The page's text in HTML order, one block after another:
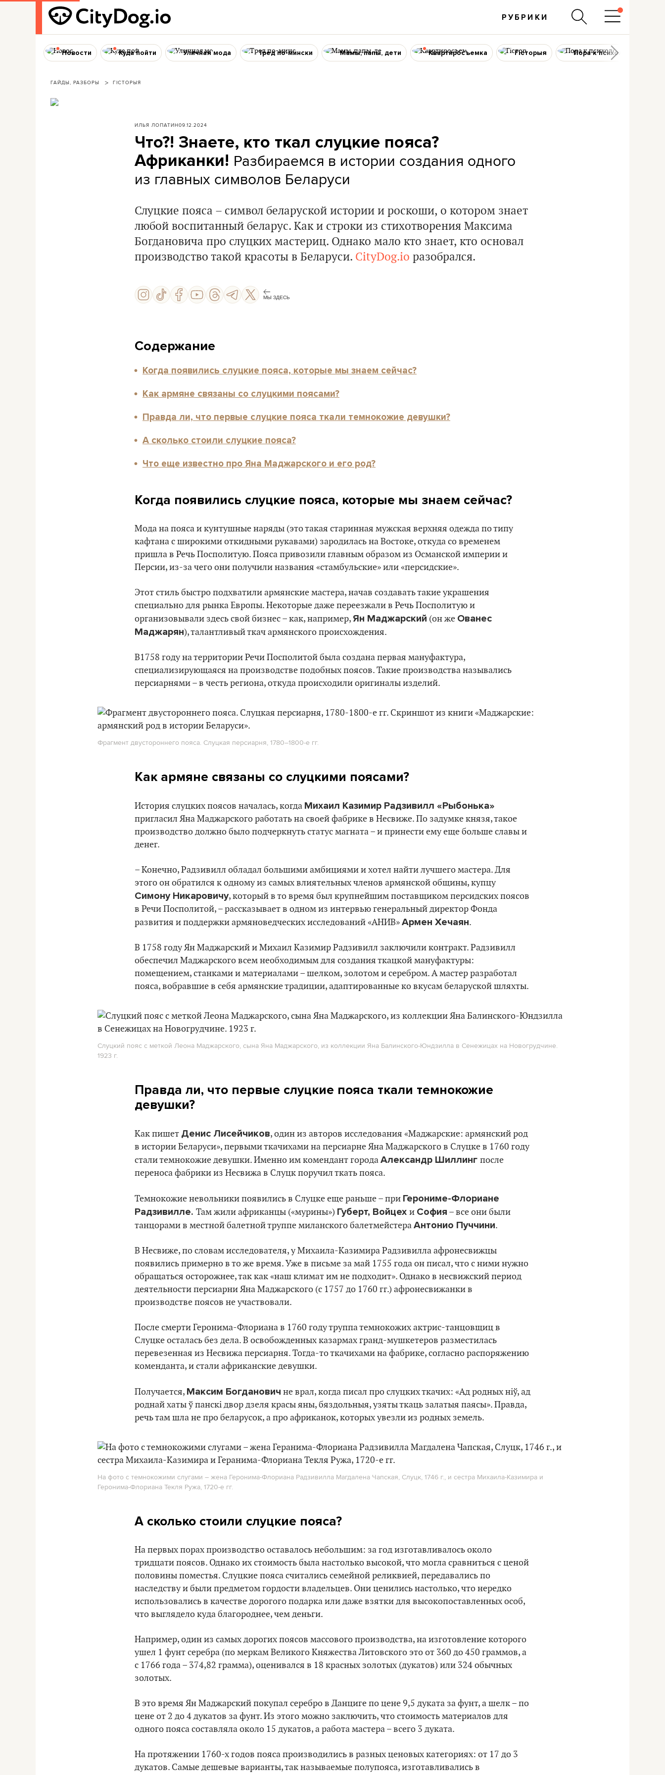
РУБРИКИ
Новости Куда пойти Уличная мода Тред по-мински Мамы, папы, дети Квартиросъемка Гісторыя Пора к психологу
ГАЙДЫ, РАЗБОРЫ ГІСТОРЫЯ
ИЛЬЯ ЛОПАТИН09.12.2024
Что?! Знаете, кто ткал слуцкие пояса?
Африканки! Разбираемся в истории создания одного
из главных символов Беларуси
Слуцкие пояса – символ беларуской истории и роскоши, о котором знает
любой воспитанный беларус. Как и строки из стихотворения Максима
Богдановича про слуцких мастериц. Однако мало кто знает, кто основал
производство такой красоты в Беларуси. CityDog.io разобрался.
МЫ ЗДЕСЬ
Содержание
Когда появились слуцкие пояса, которые мы знаем сейчас?
Как армяне связаны со слуцкими поясами?
Правда ли, что первые слуцкие пояса ткали темнокожие девушки?
А сколько стоили слуцкие пояса?
Что еще известно про Яна Маджарского и его род?
Когда появились слуцкие пояса, которые мы знаем сейчас?
Мода на пояса и кунтушные наряды (это такая старинная мужская верхняя одежда по типу
кафтана с широкими откидными рукавами) зародилась на Востоке, откуда со временем
пришла в Речь Посполитую. Пояса привозили главным образом из Османской империи и
Персии, из-за чего они получили названия «стамбульские» или «персидские».
Этот стиль быстро подхватили армянские мастера, начав создавать такие украшения
специально для рынка Европы. Некоторые даже переезжали в Речь Посполитую и
организовывали здесь свой бизнес – как, например, Ян Маджарский (он же Ованес
Маджарян), талантливый ткач армянского происхождения.
В1758 году на территории Речи Посполитой была создана первая мануфактура,
специализирующаяся на производстве подобных поясов. Такие производства назывались
персиарнями – в честь региона, откуда происходили оригиналы изделий.
Фрагмент двустороннего пояса. Слуцкая персиарня, 1780–1800-е гг.
Как армяне связаны со слуцкими поясами?
История слуцких поясов началась, когда Михаил Казимир Радзивилл «Рыбонька»
пригласил Яна Маджарского работать на своей фабрике в Несвиже. По задумке князя, такое
производство должно было подчеркнуть статус магната – и принести ему еще больше славы и
денег.
– Конечно, Радзивилл обладал большими амбициями и хотел найти лучшего мастера. Для
этого он обратился к одному из самых влиятельных членов армянской общины, купцу
Симону Никаровичу, который в то время был крупнейшим поставщиком персидских поясов
в Речи Посполитой, – рассказывает в одном из интервью генеральный директор Фонда
развития и поддержки армяноведческих исследований «АНИВ»Армен Хечаян.
В 1758 году Ян Маджарский и Михаил Казимир Радзивилл заключили контракт. Радзивилл
обеспечил Маджарского всем необходимым для создания ткацкой мануфактуры:
помещением, станками и материалами – шелком, золотом и серебром. А мастер разработал
пояса, вобравшие в себя армянские традиции, адаптированные ко вкусам беларуской шляхты.
Слуцкий пояс с меткой Леона Маджарского, сына Яна Маджарского, из коллекции Яна Балинского-Юндзилла в Сенежицах на Новогрудчине.
1923 г.
Правда ли, что первые слуцкие пояса ткали темнокожие
девушки?
Как пишет Денис Лисейчиков, один из авторов исследования «Маджарские: армянский род
в истории Беларуси», первыми ткачихами на персиарне Яна Маджарского в Слуцке в 1760 году
стали темнокожие девушки. Именно им комендант городаАлександр Шиллинг после
переноса фабрики из Несвижа в Слуцк поручил ткать пояса.
Темнокожие невольники появились в Слуцке еще раньше – при Герониме-Флориане
Радзивилле. Там жили африканцы («мурины») Губерт, Войцех и София – все они были
танцорами в местной балетной труппе миланского балетмейстераАнтонио Пуччини.
В Несвиже, по словам исследователя, у Михаила-Казимира Радзивилла афронесвижцы
появились примерно в то же время. Уже в письме за май 1755 года он писал, что с ними нужно
обращаться осторожнее, так как «наш климат им не подходит». Однако в несвижский период
деятельности персиарни Яна Маджарского (с 1757 до 1760 гг.) афронесвижанки в
производстве поясов не участвовали.
После смерти Геронима-Флориана в 1760 году труппа темнокожих актрис-танцовщиц в
Слуцке осталась без дела. В освобожденных казармах гранд-мушкетеров разместилась
перевезенная из Несвижа персиарня. Тогда-то ткачихами на фабрике, согласно распоряжению
коменданта, и стали африканские девушки.
Получается, Максим Богданович не врал, когда писал про слуцких ткачих: «Ад родных ніў, ад
роднай хаты ў панскі двор дзеля красы яны, бяздольныя, узяты ткаць залатыя паясы». Правда,
речь там шла не про беларусок, а про африканок, которых увезли из родных земель.
На фото с темнокожими слугами – жена Геронима-Флориана Радзивилла Магдалена Чапская, Слуцк, 1746 г., и сестра Михаила-Казимира и
Геронима-Флориана Текля Ружа, 1720-е гг.
А сколько стоили слуцкие пояса?
На первых порах производство оставалось небольшим: за год изготавливалось около
тридцати поясов. Однако их стоимость была настолько высокой, что могла сравниться с ценой
половины поместья. Слуцкие пояса считались семейной реликвией, передавались по
наследству и были предметом гордости владельцев. Они ценились настолько, что нередко
использовались в качестве дорогого подарка или даже взятки для высокопоставленных особ,
что выглядело куда благороднее, чем деньги.
Например, один из самых дорогих поясов массового производства, на изготовление которого
ушел 1 фунт серебра (по меркам Великого Княжества Литовского это от 360 до 450 граммов, а
с 1766 года – 374,82 грамма), оценивался в 18 красных золотых (дукатов) или 324 обычных
золотых.
В это время Ян Маджарский покупал серебро в Данциге по цене 9,5 дуката за фунт, а шелк – по
цене от 2 до 4 дукатов за фунт. Из этого можно заключить, что стоимость материалов для
одного пояса составляла около 15 дукатов, а работа мастера – всего 3 дуката.
На протяжении 1760-х годов пояса производились в разных ценовых категориях: от 17 до 3
дукатов. Самые дешевые варианты, так называемые полупояса, изготавливались в